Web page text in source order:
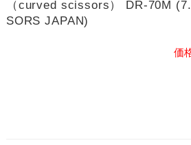
（curved scissors） DR-70M
SORS JAPAN)
価